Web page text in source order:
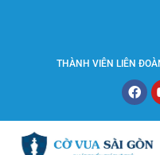
THÀNH VIÊN LIÊN